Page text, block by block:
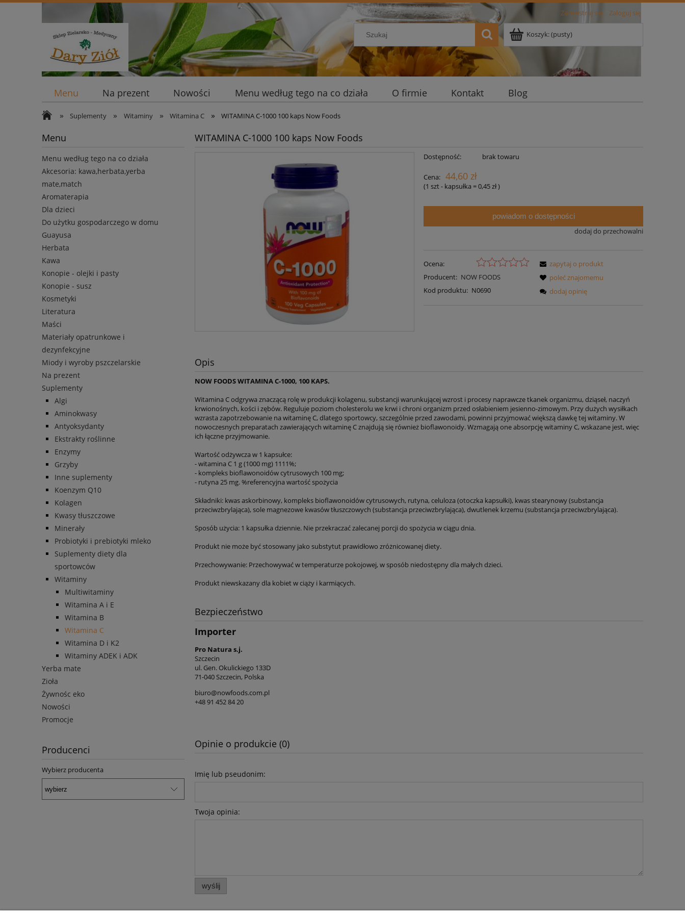
Zarejestruj się Zaloguj się
Koszyk:(pusty)
Menu Na prezent Nowości Menu według tego na co działa O firmie Kontakt Blog
» Suplementy » Witaminy » Witamina C » WITAMINA C-1000 100 kaps Now Foods
Menu
Menu według tego na co działa
Akcesoria: kawa,herbata,yerba
mate,match
Aromaterapia
Dla dzieci
Do użytku gospodarczego w domu
Guayusa
Herbata
Kawa
Konopie - olejki i pasty
Konopie - susz
Kosmetyki
Literatura
Maści
Materiały opatrunkowe i
dezynfekcyjne
Miody i wyroby pszczelarskie
Na prezent
Suplementy
Algi
Aminokwasy
Antyoksydanty
Ekstrakty roślinne
Enzymy
Grzyby
Inne suplementy
Koenzym Q10
Kolagen
Kwasy tłuszczowe
Minerały
Probiotyki i prebiotyki mleko
Suplementy diety dla
sportowców
Witaminy
Multiwitaminy
Witamina A i E
Witamina B
Witamina C
Witamina D i K2
Witaminy ADEK i ADK
Yerba mate
Zioła
Żywnośc eko
Nowości
Promocje
Producenci
Wybierz producenta
WITAMINA C-1000 100 kaps Now Foods
Dostępność: brak towaru
Cena: 44,60 zł
(1szt - kapsułka =0,45 zł)
powiadom o dostępności
dodaj do przechowalni
Ocena:
Producent: NOW FOODS
Kod produktu: N0690
zapytaj o produkt
poleć znajomemu
dodaj opinię
Opis
NOW FOODS WITAMINA C-1000, 100 KAPS.
Witamina C odgrywa znaczącą rolę w produkcji kolagenu, substancji warunkującej wzrost i procesy naprawcze tkanek organizmu, dziąseł, naczyń
krwionośnych, kości i zębów. Reguluje poziom cholesterolu we krwi i chroni organizm przed osłabieniem jesienno-zimowym. Przy dużych wysiłkach
wzrasta zapotrzebowanie na witaminę C, dlatego sportowcy, szczególnie przed zawodami, powinni przyjmować większą dawkę tej witaminy. W
nowoczesnych preparatach zawierających witaminę C znajdują się również bioflawonoidy. Wzmagają one absorpcję witaminy C, wskazane jest, więc
ich łączne przyjmowanie.
Wartość odżywcza w 1 kapsułce:
- witamina C 1 g (1000 mg) 1111%;
- kompleks bioflawonoidów cytrusowych 100 mg;
- rutyna 25 mg. %referencyjna wartość spożycia
Składniki: kwas askorbinowy, kompleks bioflawonoidów cytrusowych, rutyna, celuloza (otoczka kapsułki), kwas stearynowy (substancja
przeciwzbrylająca), sole magnezowe kwasów tłuszczowych (substancja przeciwzbrylająca), dwutlenek krzemu (substancja przeciwzbrylająca).
Sposób użycia: 1 kapsułka dziennie. Nie przekraczać zalecanej porcji do spożycia w ciągu dnia.
Produkt nie może być stosowany jako substytut prawidłowo zróżnicowanej diety.
Przechowywanie: Przechowywać w temperaturze pokojowej, w sposób niedostępny dla małych dzieci.
Produkt niewskazany dla kobiet w ciąży i karmiących.
Bezpieczeństwo
Importer
Pro Natura s.j.
Szczecin
ul. Gen. Okulickiego 133D
71-040 Szczecin, Polska
biuro@nowfoods.com.pl
+48 91 452 84 20
Opinie o produkcie (0)
Imię lub pseudonim:
Twoja opinia:
wyślij